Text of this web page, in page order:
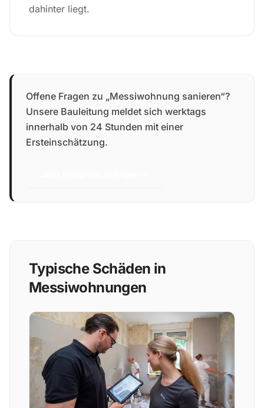
dahinter liegt.
Offene Fragen zu „Messiwohnung sanieren“?
Unsere Bauleitung meldet sich werktags
innerhalb von 24 Stunden mit einer
Ersteinschätzung.
Typische Schäden in
Messiwohnungen